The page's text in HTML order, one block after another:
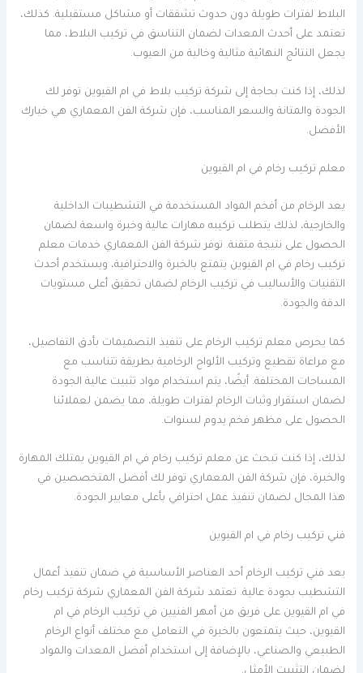
البلاط لفترات طويلة دون حدوث تشققات أو مشاكل مستقبلية. كذلك،
تعتمد على أحدث المعدات لضمان التناسق في تركيب البلاط، مما
يجعل النتائج النهائية مثالية وخالية من العيوب.
لذلك، إذا كنت بحاجة إلى شركة تركيب بلاط في ام القيوين توفر لك
الجودة والمتانة والسعر المناسب، فإن شركة الفن المعماري هي خيارك
الأفضل.
معلم تركيب رخام في ام القيوين
يعد الرخام من أفخم المواد المستخدمة في التشطيبات الداخلية
والخارجية، لذلك يتطلب تركيبه مهارات عالية وخبرة واسعة لضمان
الحصول على نتيجة متقنة. توفر شركة الفن المعماري خدمات معلم
تركيب رخام في ام القيوين يتمتع بالخبرة والاحترافية، ويستخدم أحدث
التقنيات والأساليب في تركيب الرخام لضمان تحقيق أعلى مستويات
الدقة والجودة.
كما يحرص معلم تركيب الرخام على تنفيذ التصميمات بأدق التفاصيل،
مع مراعاة تقطيع وتركيب الألواح الرخامية بطريقة تتناسب مع
المساحات المختلفة. أيضًا، يتم استخدام مواد تثبيت عالية الجودة
لضمان استقرار وثبات الرخام لفترات طويلة، مما يضمن لعملائنا
الحصول على مظهر فخم يدوم لسنوات.
لذلك، إذا كنت تبحث عن معلم تركيب رخام في ام القيوين يمتلك المهارة
والخبرة، فإن شركة الفن المعماري توفر لك أفضل المتخصصين في
هذا المجال لضمان تنفيذ عمل احترافي بأعلى معايير الجودة.
فني تركيب رخام في ام القيوين
يعد فني تركيب الرخام أحد العناصر الأساسية في ضمان تنفيذ أعمال
التشطيب بجودة عالية. تعتمد شركة الفن المعماري شركة تركيب رخام
في ام القيوين على فريق من أمهر الفنيين في تركيب الرخام في ام
القيوين، حيث يتمتعون بالخبرة في التعامل مع مختلف أنواع الرخام
الطبيعي والصناعي، بالإضافة إلى استخدام أفضل المعدات والمواد